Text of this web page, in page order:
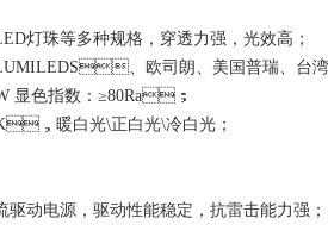
等多种规格，穿透力强，光效高；
、欧司朗、美国普瑞、
显色指数：≥80Ra；
，暖白光\正白光\冷白光；
源，驱动性能稳定，抗雷击能力强；